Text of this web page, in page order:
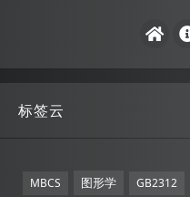
标签云
MBCS 图形学 GB2312